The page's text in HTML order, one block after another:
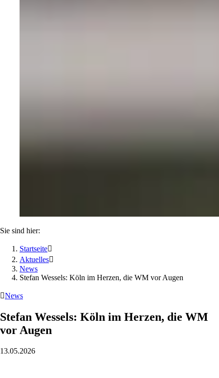
Sie sind hier:
Startseite
Aktuelles
News
Stefan Wessels: Köln im Herzen, die WM vor Augen
News
Stefan Wessels: Köln im Herzen, die WM
vor Augen
13.05.2026